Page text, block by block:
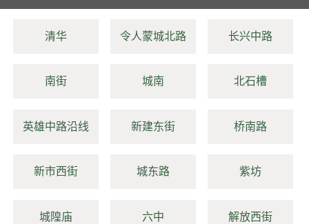
清华 令人蒙城北路 长兴中路
南街 城南 北石槽
英雄中路沿线 新建东街 桥南路
新市西街 城东路 紫坊
城隍庙 六中 解放西街